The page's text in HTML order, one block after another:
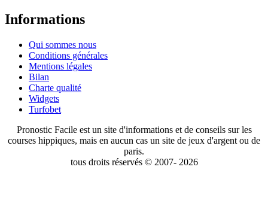
Informations
Qui sommes nous
Conditions générales
Mentions légales
Bilan
Charte qualité
Widgets
Turfobet
Pronostic Facile est un site d'informations et de conseils sur les
courses hippiques, mais en aucun cas un site de jeux d'argent ou de
paris.
tous droits réservés © 2007- 2026